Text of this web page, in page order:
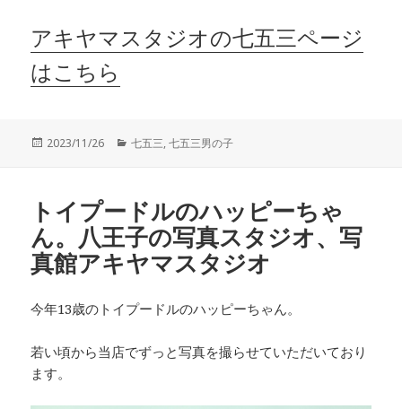
アキヤマスタジオの七五三ページ
はこちら
投
2023/11/26
カ
ー
七五三,七五三男の子
トイプードルのハッピーちゃ
ん。八王子の写真スタジオ、写
真館アキヤマスタジオ
今年13歳のトイプードルのハッピーちゃん。
若い頃から当店でずっと写真を撮らせていただいており
ます。